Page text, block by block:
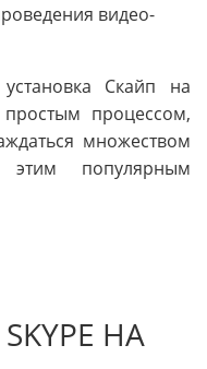
видео-
Скайп на
процессом,
множеством
этим популярным
НА